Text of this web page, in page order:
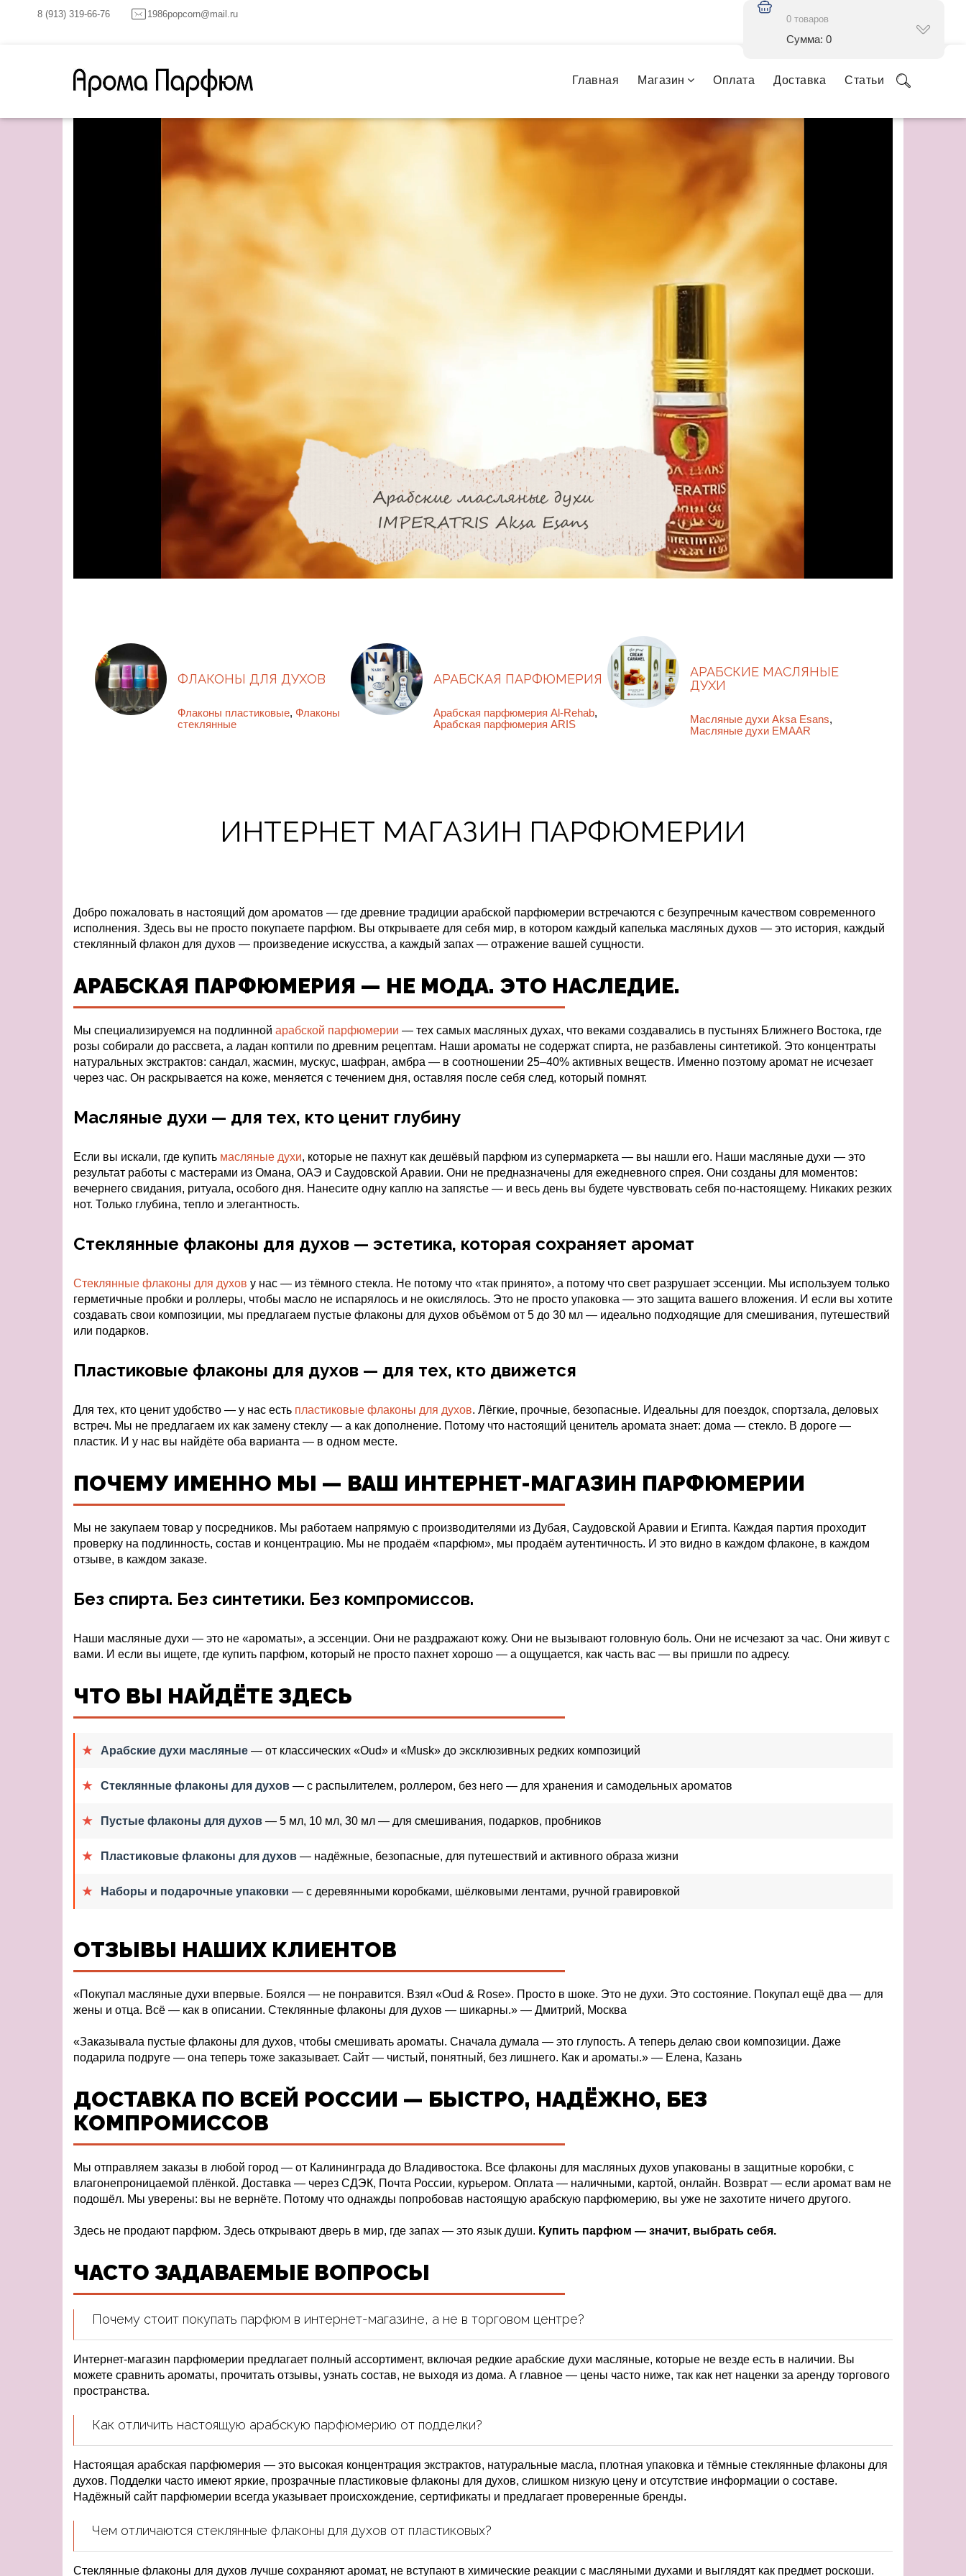
8 (913) 319-66-76 1986popcorn@mail.ru 0 товаров
Сумма: 0
Главная Магазин Оплата Доставка Статьи
ФЛАКОНЫ ДЛЯ ДУХОВ
Флаконы пластиковые, Флаконы
стеклянные
АРАБСКАЯ ПАРФЮМЕРИЯ
Арабская парфюмерия Al-Rehab,
Арабская парфюмерия ARIS
АРАБСКИЕ МАСЛЯНЫЕ
ДУХИ
Масляные духи Aksa Esans,
Масляные духи EMAAR
ИНТЕРНЕТ МАГАЗИН ПАРФЮМЕРИИ
Добро пожаловать в настоящий дом ароматов — где древние традиции арабской парфюмерии встречаются с безупречным качеством современного
исполнения. Здесь вы не просто покупаете парфюм. Вы открываете для себя мир, в котором каждый капелька масляных духов — это история, каждый
стеклянный флакон для духов — произведение искусства, а каждый запах — отражение вашей сущности.
АРАБСКАЯ ПАРФЮМЕРИЯ — НЕ МОДА. ЭТО НАСЛЕДИЕ.
Мы специализируемся на подлинной арабской парфюмерии — тех самых масляных духах, что веками создавались в пустынях Ближнего Востока, где
розы собирали до рассвета, а ладан коптили по древним рецептам. Наши ароматы не содержат спирта, не разбавлены синтетикой. Это концентраты
натуральных экстрактов: сандал, жасмин, мускус, шафран, амбра — в соотношении 25–40% активных веществ. Именно поэтому аромат не исчезает
через час. Он раскрывается на коже, меняется с течением дня, оставляя после себя след, который помнят.
Масляные духи — для тех, кто ценит глубину
Если вы искали, где купить масляные духи, которые не пахнут как дешёвый парфюм из супермаркета — вы нашли его. Наши масляные духи — это
результат работы с мастерами из Омана, ОАЭ и Саудовской Аравии. Они не предназначены для ежедневного спрея. Они созданы для моментов:
вечернего свидания, ритуала, особого дня. Нанесите одну каплю на запястье — и весь день вы будете чувствовать себя по-настоящему. Никаких резких
нот. Только глубина, тепло и элегантность.
Стеклянные флаконы для духов — эстетика, которая сохраняет аромат
Стеклянные флаконы для духов у нас — из тёмного стекла. Не потому что «так принято», а потому что свет разрушает эссенции. Мы используем только
герметичные пробки и роллеры, чтобы масло не испарялось и не окислялось. Это не просто упаковка — это защита вашего вложения. И если вы хотите
создавать свои композиции, мы предлагаем пустые флаконы для духов объёмом от 5 до 30 мл — идеально подходящие для смешивания, путешествий
или подарков.
Пластиковые флаконы для духов — для тех, кто движется
Для тех, кто ценит удобство — у нас есть пластиковые флаконы для духов. Лёгкие, прочные, безопасные. Идеальны для поездок, спортзала, деловых
встреч. Мы не предлагаем их как замену стеклу — а как дополнение. Потому что настоящий ценитель аромата знает: дома — стекло. В дороге —
пластик. И у нас вы найдёте оба варианта — в одном месте.
ПОЧЕМУ ИМЕННО МЫ — ВАШ ИНТЕРНЕТ-МАГАЗИН ПАРФЮМЕРИИ
Мы не закупаем товар у посредников. Мы работаем напрямую с производителями из Дубая, Саудовской Аравии и Египта. Каждая партия проходит
проверку на подлинность, состав и концентрацию. Мы не продаём «парфюм», мы продаём аутентичность. И это видно в каждом флаконе, в каждом
отзыве, в каждом заказе.
Без спирта. Без синтетики. Без компромиссов.
Наши масляные духи — это не «ароматы», а эссенции. Они не раздражают кожу. Они не вызывают головную боль. Они не исчезают за час. Они живут с
вами. И если вы ищете, где купить парфюм, который не просто пахнет хорошо — а ощущается, как часть вас — вы пришли по адресу.
ЧТО ВЫ НАЙДЁТЕ ЗДЕСЬ
Арабские духи масляные — от классических «Oud» и «Musk» до эксклюзивных редких композиций
Стеклянные флаконы для духов — с распылителем, роллером, без него — для хранения и самодельных ароматов
Пустые флаконы для духов — 5 мл, 10 мл, 30 мл — для смешивания, подарков, пробников
Пластиковые флаконы для духов — надёжные, безопасные, для путешествий и активного образа жизни
Наборы и подарочные упаковки — с деревянными коробками, шёлковыми лентами, ручной гравировкой
ОТЗЫВЫ НАШИХ КЛИЕНТОВ
«Покупал масляные духи впервые. Боялся — не понравится. Взял «Oud & Rose». Просто в шоке. Это не духи. Это состояние. Покупал ещё два — для
жены и отца. Всё — как в описании. Стеклянные флаконы для духов — шикарны.» — Дмитрий, Москва
«Заказывала пустые флаконы для духов, чтобы смешивать ароматы. Сначала думала — это глупость. А теперь делаю свои композиции. Даже
подарила подруге — она теперь тоже заказывает. Сайт — чистый, понятный, без лишнего. Как и ароматы.» — Елена, Казань
ДОСТАВКА ПО ВСЕЙ РОССИИ — БЫСТРО, НАДЁЖНО, БЕЗ
КОМПРОМИССОВ
Мы отправляем заказы в любой город — от Калининграда до Владивостока. Все флаконы для масляных духов упакованы в защитные коробки, с
влагонепроницаемой плёнкой. Доставка — через СДЭК, Почта России, курьером. Оплата — наличными, картой, онлайн. Возврат — если аромат вам не
подошёл. Мы уверены: вы не вернёте. Потому что однажды попробовав настоящую арабскую парфюмерию, вы уже не захотите ничего другого.
Здесь не продают парфюм. Здесь открывают дверь в мир, где запах — это язык души. Купить парфюм — значит, выбрать себя.
ЧАСТО ЗАДАВАЕМЫЕ ВОПРОСЫ
Почему стоит покупать парфюм в интернет-магазине, а не в торговом центре?
Интернет-магазин парфюмерии предлагает полный ассортимент, включая редкие арабские духи масляные, которые не везде есть в наличии. Вы
можете сравнить ароматы, прочитать отзывы, узнать состав, не выходя из дома. А главное — цены часто ниже, так как нет наценки за аренду торгового
пространства.
Как отличить настоящую арабскую парфюмерию от подделки?
Настоящая арабская парфюмерия — это высокая концентрация экстрактов, натуральные масла, плотная упаковка и тёмные стеклянные флаконы для
духов. Подделки часто имеют яркие, прозрачные пластиковые флаконы для духов, слишком низкую цену и отсутствие информации о составе.
Надёжный сайт парфюмерии всегда указывает происхождение, сертификаты и предлагает проверенные бренды.
Чем отличаются стеклянные флаконы для духов от пластиковых?
Стеклянные флаконы для духов лучше сохраняют аромат, не вступают в химические реакции с масляными духами и выглядят как предмет роскоши.